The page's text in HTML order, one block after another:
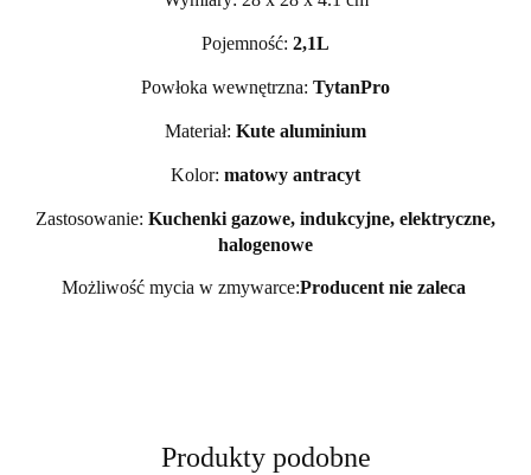
Pojemność: 2,1L
Powłoka wewnętrzna: TytanPro
Materiał: Kute aluminium
Kolor: matowy antracyt
Zastosowanie: Kuchenki gazowe, indukcyjne, elektryczne,
halogenowe
Możliwość mycia w zmywarce:Producent nie zaleca
Produkty podobne